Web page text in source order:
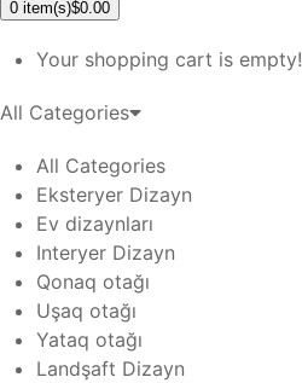
0 item(s)$0.00
Your shopping cart is empty!
All Categories
All Categories
Eksteryer Dizayn
Ev dizaynları
Interyer Dizayn
Qonaq otağı
Uşaq otağı
Yataq otağı
Landşaft Dizayn